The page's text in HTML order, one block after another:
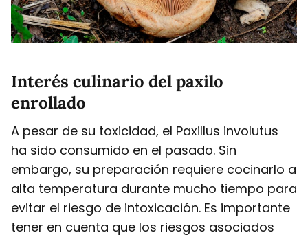
Interés culinario del paxilo
enrollado
A pesar de su toxicidad, el Paxillus involutus
ha sido consumido en el pasado. Sin
embargo, su preparación requiere cocinarlo a
alta temperatura durante mucho tiempo para
evitar el riesgo de intoxicación. Es importante
tener en cuenta que los riesgos asociados